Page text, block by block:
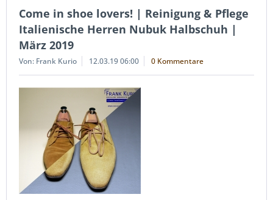
Come in shoe lovers! | Reinigung & Pflege
Italienische Herren Nubuk Halbschuh |
März 2019
Von: Frank Kurio 12.03.19 06:00 0 Kommentare